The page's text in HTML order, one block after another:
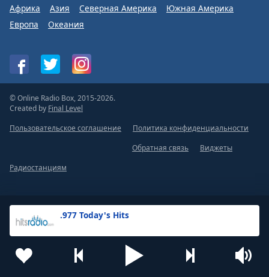
.977 Today's Hits
Африка Азия Северная Америка
Южная Америка
Европа
Океания
© Online Radio Box, 2015-2026.
Created by Final Level
Пользовательское соглашение
Политика конфиденциальности
Обратная связь
Виджеты
Радиостанциям